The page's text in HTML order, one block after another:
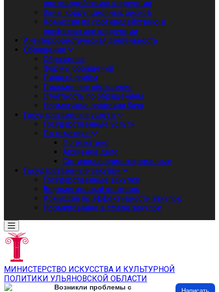
противодействию коррупции
Зоны коррупционных рисков
Комиссия по противодействию и
профилактике коррупции
Антитеррористическая деятельность
Обращения
Обращения
Формы обращений
Личный приём
Письменное обращение
Отчетность по обращениям
Нормативно правовая база
Государственные услуги
Государственные услуги
По тематике
По тематике
Архивное дело
Социально ориентированные
Государственные закупки
Государственные закупки
Ведомственный контроль
Комиссия по эффективности закупок
Нормирование в сфере закупок
МИНИСТЕРСТВО ИСКУССТВА И КУЛЬТУРНОЙ
ПОЛИТИКИ УЛЬЯНОВСКОЙ ОБЛАСТИ
Возникли проблемы с